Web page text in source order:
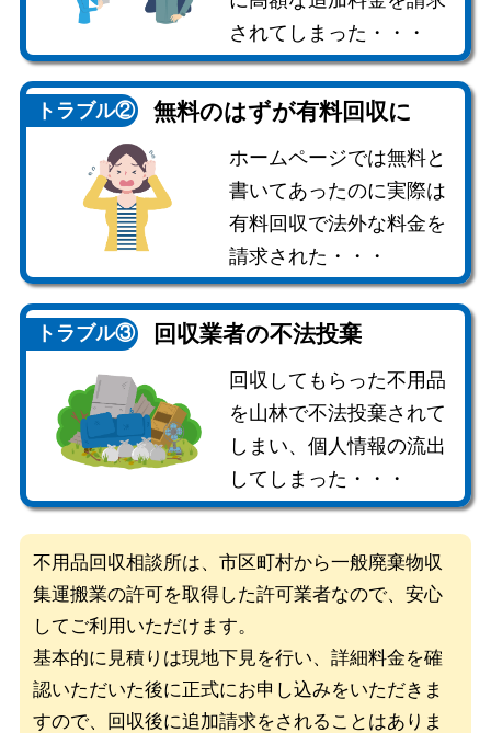
されてしまった・・・
トラブル② 無料のはずが有料回収に
ホームページでは無料と
書いてあったのに実際は
有料回収で法外な料金を
請求された・・・
トラブル③ 回収業者の不法投棄
回収してもらった不用品
を山林で不法投棄されて
しまい、個人情報の流出
してしまった・・・
不用品回収相談所は、市区町村から一般廃棄物収
集運搬業の許可を取得した許可業者なので、安心
してご利用いただけます。
基本的に見積りは現地下見を行い、詳細料金を確
認いただいた後に正式にお申し込みをいただきま
すので、回収後に追加請求をされることはありま